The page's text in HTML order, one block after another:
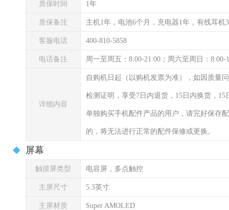
质保时间 1年
质保备注 主机1年，电池6个月，充电器1年，有线耳机
客服电话 400-810-5858
电话备注 周一至周五：8:00-21:00；周六至周日：8:00-
详细内容
自购机日起（以购机发票为准），如因质量
检测证明，享受7日内退货，15日内换货，
单独购买手机配件产品的用户，请完好保存
的，将无法进行正常的配件保修或更换。
屏幕
触摸屏类型 电容屏，多点触控
主屏尺寸 5.3英寸
主屏材质 Super AMOLED